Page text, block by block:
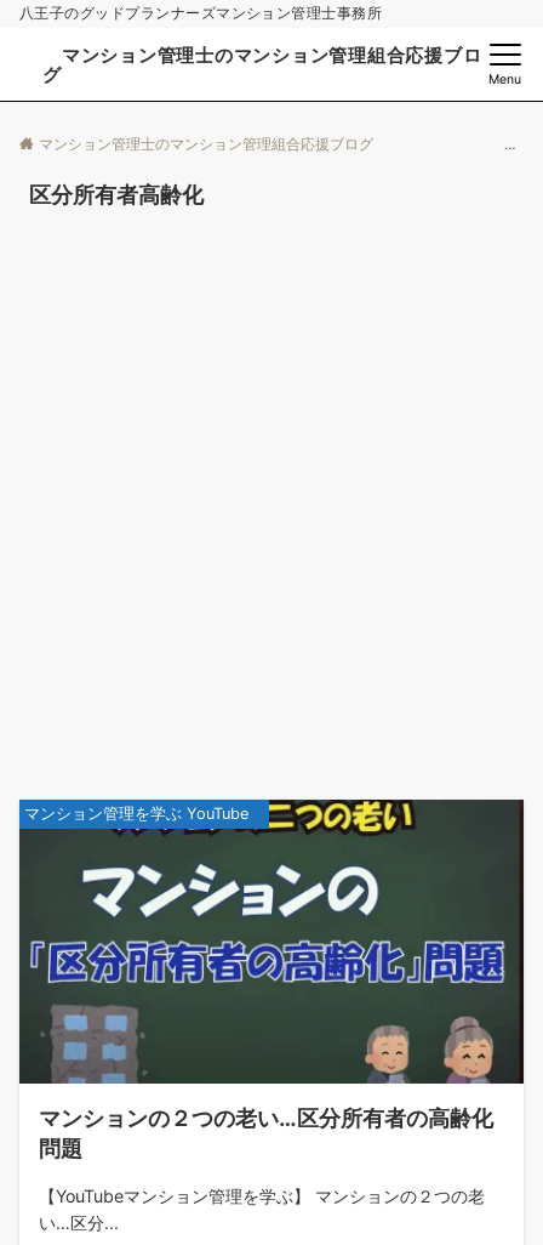
八王子のグッドプランナーズマンション管理士事務所
マンション管理士のマンション管理組合応援ブロ
グMenu
マンション管理士のマンション管理組合応援ブログ
区分所有者高齢化
マンション管理を学ぶ YouTube
マンションの２つの老い…区分所有者の高齢化
問題
【YouTubeマンション管理を学ぶ】 マンションの２つの老
い…区分...